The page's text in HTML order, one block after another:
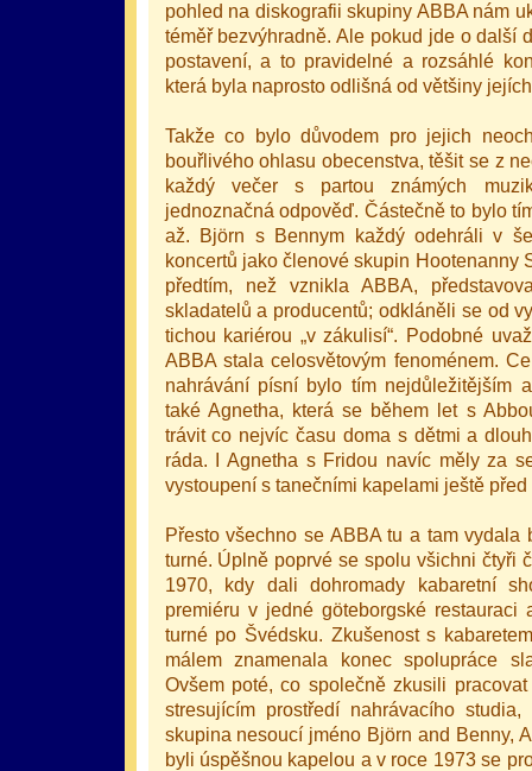
pohled na diskografii skupiny ABBA nám
téměř bezvýhradně. Ale pokud jde o další
postavení, a to pravidelné a rozsáhlé
která byla naprosto odlišná od většiny
Takže co bylo důvodem pro jejich
bouřlivého ohlasu obecenstva, těšit se z
každý večer s partou známých
jednoznačná odpověď. Částečně to bylo
až. Björn s Bennym každý odehráli v
koncertů jako členové skupin Hootenanny
předtím, než vznikla ABBA,
skladatelů a producentů; odkláněli se od
tichou kariérou „v zákulisí“. Podobné
ABBA stala celosvětovým fenoménem.
nahrávání písní bylo tím nejdůležitějším
také Agnetha, která se během let s
trávit co nejvíc času doma s dětmi a
ráda. I Agnetha s Fridou navíc měly za
vystoupení s tanečními kapelami ještě
Přesto všechno se ABBA tu a tam vydala
turné. Úplně poprvé se spolu všichni čtyři
1970, kdy dali dohromady kabaretní
premiéru v jedné göteborgské
turné po Švédsku. Zkušenost s
málem znamenala konec spolupráce
Ovšem poté, co společně zkusili
stresujícím prostředí nahrávacího
skupina nesoucí jméno Björn and Benny,
byli úspěšnou kapelou a v roce 1973 se